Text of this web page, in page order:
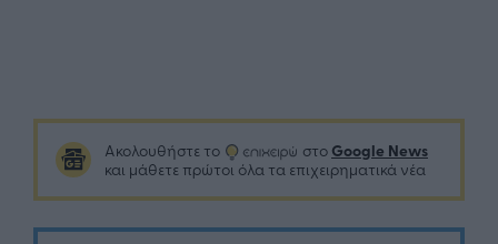
Ακολουθήστε το στο Google News
και μάθετε πρώτοι όλα τα επιχειρηματικά νέα